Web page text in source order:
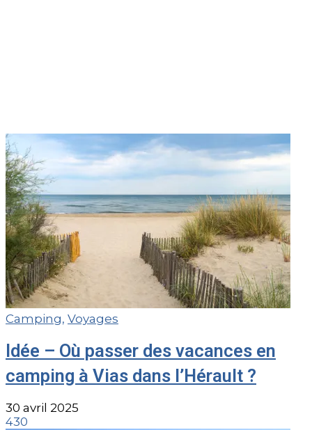
Camping, Voyages
Idée – Où passer des vacances en
camping à Vias dans l’Hérault ?
30 avril 2025
430